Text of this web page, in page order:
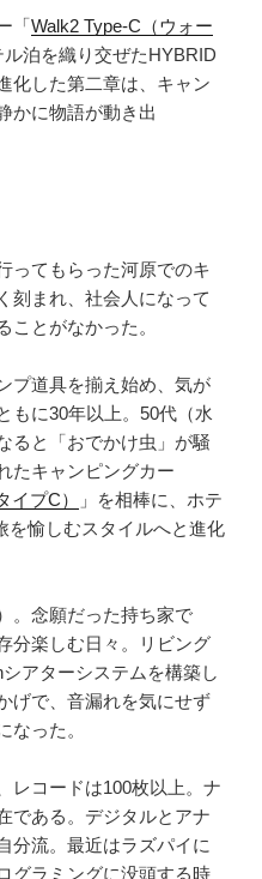
「Walk2 Type‑C（ウォー
ル泊を織り交ぜたHYBRID
化した第二章は、キャン
かに物語が動き出
ってもらった河原でのキ
刻まれ、社会人になって
ことがなかった。
プ道具を揃え始め、気が
もに30年以上。50代（水
ると「おでかけ虫」が騒
たキャンピングカー
イプC）
」を相棒に、ホテ
を愉しむスタイルへと進化
。念願だった持ち家で
分楽しむ日々。リビング
アターシステムを構築し
げで、音漏れを気にせず
なった。
レコードは100枚以上。ナ
である。デジタルとアナ
分流。最近はラズパイに
グラミングに没頭する時